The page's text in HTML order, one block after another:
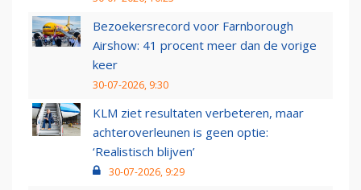
Bezoekersrecord voor Farnborough
Airshow: 41 procent meer dan de vorige
keer
30-07-2026, 9:30
KLM ziet resultaten verbeteren, maar
achteroverleunen is geen optie:
‘Realistisch blijven’
30-07-2026, 9:29